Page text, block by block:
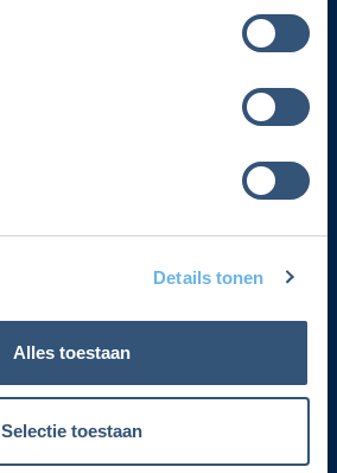
Details tonen
Alles toestaan
Selectie toestaan